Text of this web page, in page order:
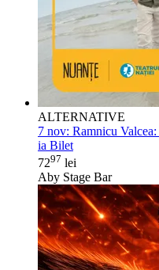
ALTERNATIVE
7 nov: Ramnicu Valcea:
ia Bilet
7297 lei
Aby Stage Bar